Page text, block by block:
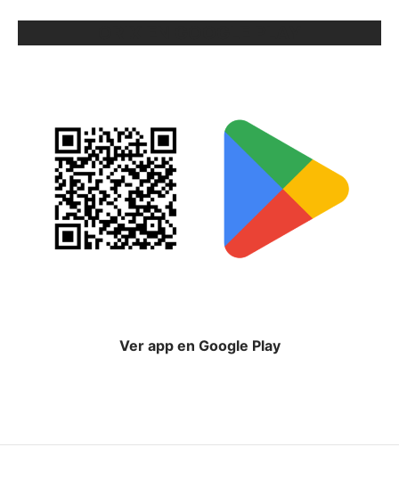
Ver app en Google Play